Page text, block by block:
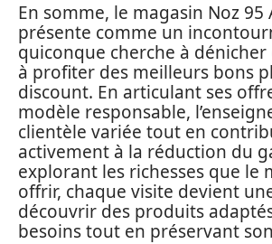
En somme, le magasin Noz 95
présente comme un
quiconque cherche à
à profiter des meilleurs bons
discount. En articulant ses
modèle responsable,
clientèle variée tout en
activement à la réduction du
explorant les richesses que le
offrir, chaque visite devient
découvrir des produits
besoins tout en préservant